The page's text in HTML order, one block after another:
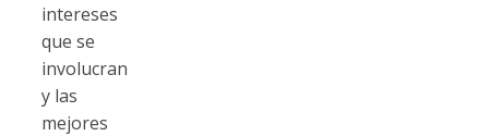
intereses
que se
involucran
y las
mejores